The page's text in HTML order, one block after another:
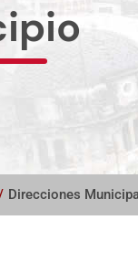
Direcciones